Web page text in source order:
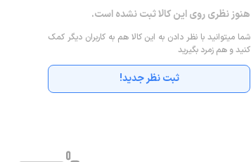
هنوز نظری روی این کالا ثبت نشده است.
شما میتوانید با نظر دادن به این کالا هم به کاربران دیگر کمک
کنید و هم زمرد بگیرید
ثبت نظر جدید!